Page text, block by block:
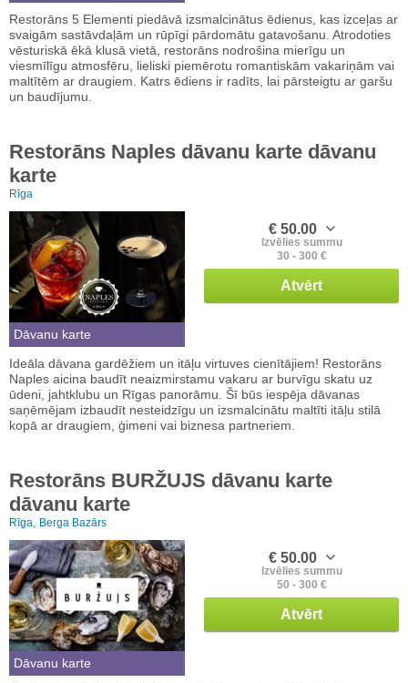
Restorāns 5 Elementi piedāvā izsmalcinātus ēdienus, kas izceļas ar
svaigām sastāvdaļām un rūpīgi pārdomātu gatavošanu. Atrodoties
vēsturiskā ēkā klusā vietā, restorāns nodrošina mierīgu un
viesmīlīgu atmosfēru, lieliski piemērotu romantiskām vakariņām vai
maltītēm ar draugiem. Katrs ēdiens ir radīts, lai pārsteigtu ar garšu
un baudījumu.
Restorāns Naples dāvanu karte dāvanu
karte
Rīga
Dāvanu karte
€ 50.00
Izvēlies summu
30 - 300 €
Atvērt
Ideāla dāvana gardēžiem un itāļu virtuves cienītājiem! Restorāns
Naples aicina baudīt neaizmirstamu vakaru ar burvīgu skatu uz
ūdeni, jahtklubu un Rīgas panorāmu. Šī būs iespēja dāvanas
saņēmējam izbaudīt nesteidzīgu un izsmalcinātu maltīti itāļu stilā
kopā ar draugiem, ģimeni vai biznesa partneriem.
Restorāns BURŽUJS dāvanu karte
dāvanu karte
Rīga, Berga Bazārs
Dāvanu karte
€ 50.00
Izvēlies summu
50 - 300 €
Atvērt